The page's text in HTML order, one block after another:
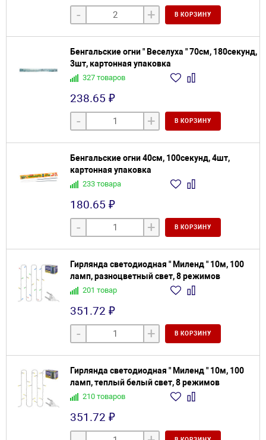
- + В КОРЗИНУ
Бенгальские огни " Веселуха " 70см, 180секунд,
3шт, картонная упаковка
327 товаров
238.65 ₽
- + В КОРЗИНУ
Бенгальские огни 40см, 100секунд, 4шт,
картонная упаковка
233 товара
180.65 ₽
- + В КОРЗИНУ
Гирлянда светодиодная " Миленд " 10м, 100
ламп, разноцветный свет, 8 режимов
201 товар
351.72 ₽
- + В КОРЗИНУ
Гирлянда светодиодная " Миленд " 10м, 100
ламп, теплый белый свет, 8 режимов
210 товаров
351.72 ₽